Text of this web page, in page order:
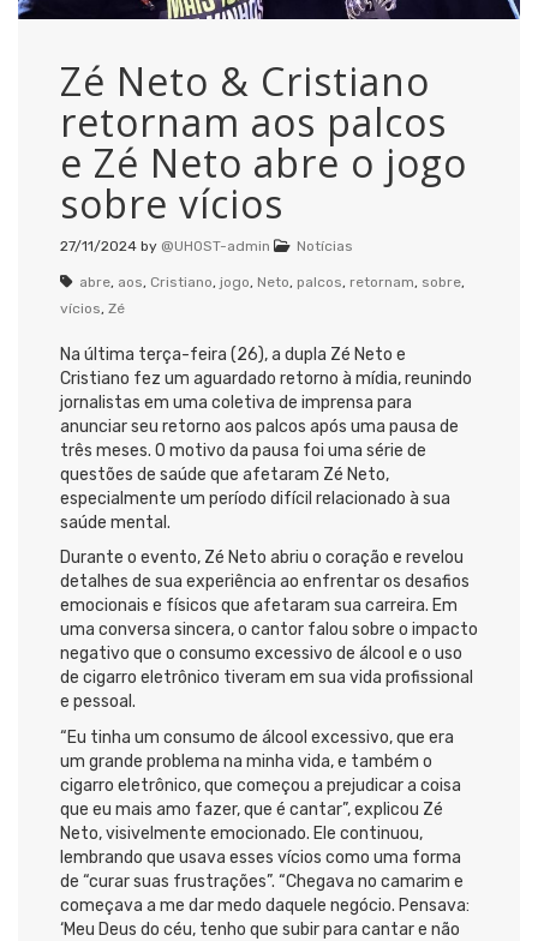
Zé Neto & Cristiano
retornam aos palcos
e Zé Neto abre o jogo
sobre vícios
27/11/2024 by @UHOST-admin Notícias
abre, aos, Cristiano, jogo, Neto, palcos, retornam, sobre,
vícios, Zé
Na última terça-feira (26), a dupla Zé Neto e
Cristiano fez um aguardado retorno à mídia, reunindo
jornalistas em uma coletiva de imprensa para
anunciar seu retorno aos palcos após uma pausa de
três meses. O motivo da pausa foi uma série de
questões de saúde que afetaram Zé Neto,
especialmente um período difícil relacionado à sua
saúde mental.
Durante o evento, Zé Neto abriu o coração e revelou
detalhes de sua experiência ao enfrentar os desafios
emocionais e físicos que afetaram sua carreira. Em
uma conversa sincera, o cantor falou sobre o impacto
negativo que o consumo excessivo de álcool e o uso
de cigarro eletrônico tiveram em sua vida profissional
e pessoal.
“Eu tinha um consumo de álcool excessivo, que era
um grande problema na minha vida, e também o
cigarro eletrônico, que começou a prejudicar a coisa
que eu mais amo fazer, que é cantar”, explicou Zé
Neto, visivelmente emocionado. Ele continuou,
lembrando que usava esses vícios como uma forma
de “curar suas frustrações”. “Chegava no camarim e
começava a me dar medo daquele negócio. Pensava:
‘Meu Deus do céu, tenho que subir para cantar e não